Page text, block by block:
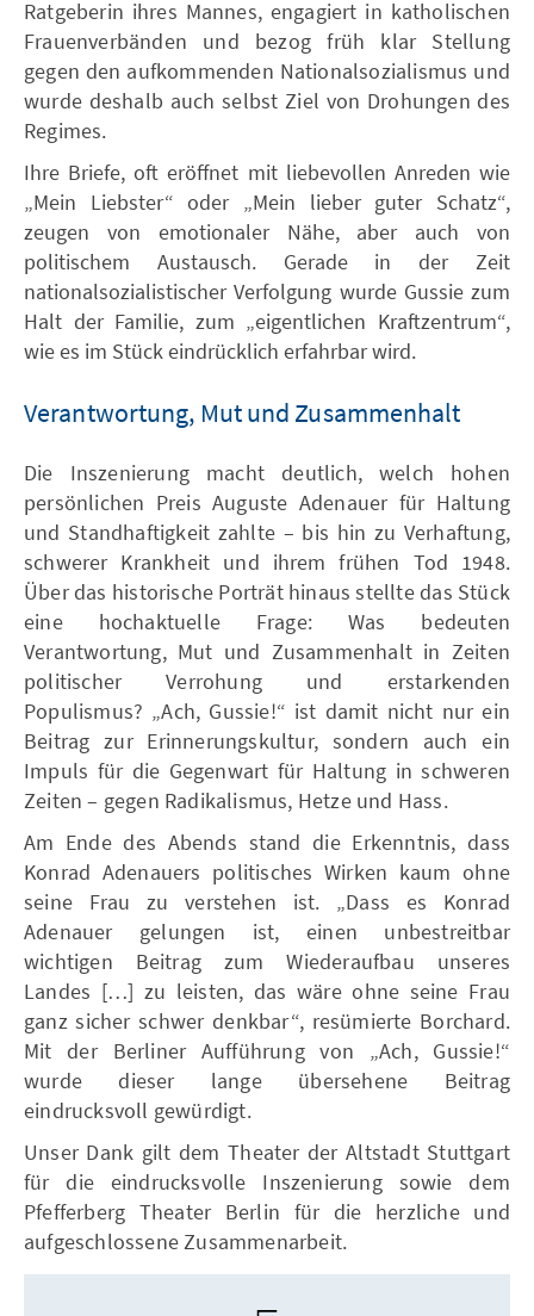
Ratgeberin ihres Mannes, engagiert in katholischen
Frauenverbänden und bezog früh klar Stellung
gegen den aufkommenden Nationalsozialismus und
wurde deshalb auch selbst Ziel von Drohungen des
Regimes.
Ihre Briefe, oft eröffnet mit liebevollen Anreden wie
„Mein Liebster“ oder „Mein lieber guter Schatz“,
zeugen von emotionaler Nähe, aber auch von
politischem Austausch. Gerade in der Zeit
nationalsozialistischer Verfolgung wurde Gussie zum
Halt der Familie, zum „eigentlichen Kraftzentrum“,
wie es im Stück eindrücklich erfahrbar wird.
Verantwortung, Mut und Zusammenhalt
Die Inszenierung macht deutlich, welch hohen
persönlichen Preis Auguste Adenauer für Haltung
und Standhaftigkeit zahlte – bis hin zu Verhaftung,
schwerer Krankheit und ihrem frühen Tod 1948.
Über das historische Porträt hinaus stellte das Stück
eine hochaktuelle Frage: Was bedeuten
Verantwortung, Mut und Zusammenhalt in Zeiten
politischer Verrohung und erstarkenden
Populismus? „Ach, Gussie!“ ist damit nicht nur ein
Beitrag zur Erinnerungskultur, sondern auch ein
Impuls für die Gegenwart für Haltung in schweren
Zeiten – gegen Radikalismus, Hetze und Hass.
Am Ende des Abends stand die Erkenntnis, dass
Konrad Adenauers politisches Wirken kaum ohne
seine Frau zu verstehen ist. „Dass es Konrad
Adenauer gelungen ist, einen unbestreitbar
wichtigen Beitrag zum Wiederaufbau unseres
Landes […] zu leisten, das wäre ohne seine Frau
ganz sicher schwer denkbar“, resümierte Borchard.
Mit der Berliner Aufführung von „Ach, Gussie!“
wurde dieser lange übersehene Beitrag
eindrucksvoll gewürdigt.
Unser Dank gilt dem Theater der Altstadt Stuttgart
für die eindrucksvolle Inszenierung sowie dem
Pfefferberg Theater Berlin für die herzliche und
aufgeschlossene Zusammenarbeit.